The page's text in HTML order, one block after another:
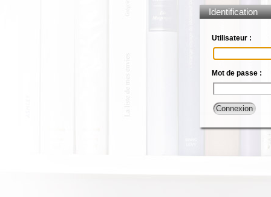
Identification
Utilisateur :
Mot de passe :